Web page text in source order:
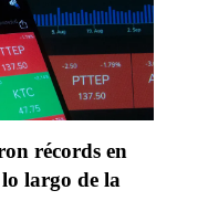
récords en
largo de la